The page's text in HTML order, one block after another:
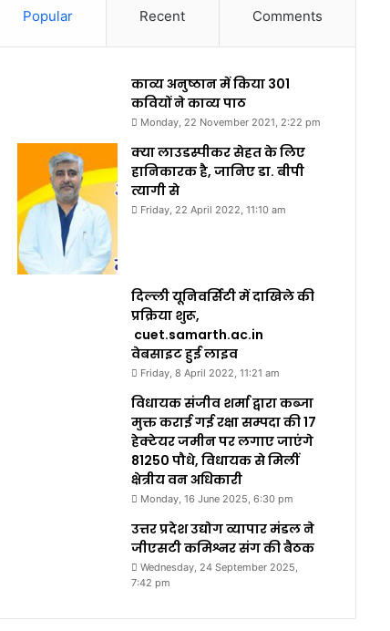
Popular Recent Comments
काव्य अनुष्ठान में किया 301
कवियों ने काव्य पाठ
Monday, 22 November 2021, 2:22 pm
क्या लाउडस्पीकर सेहत के लिए
हानिकारक है, जानिए डा. बीपी
त्यागी से
Friday, 22 April 2022, 11:10 am
दिल्ली यूनिवर्सिटी में दाखिले की
प्रक्रिया शुरू,
cuet.samarth.ac.in
वेबसाइट हुई लाइव
Friday, 8 April 2022, 11:21 am
विधायक संजीव शर्मा द्वारा कब्जा
मुक्त कराई गई रक्षा सम्पदा की 17
हेक्टेयर जमीन पर लगाए जाएंगे
81250 पौधे, विधायक से मिलीं
क्षेत्रीय वन अधिकारी
Monday, 16 June 2025, 6:30 pm
उत्तर प्रदेश उद्योग व्यापार मंडल ने
जीएसटी कमिश्नर संग की बैठक
Wednesday, 24 September 2025,
7:42 pm